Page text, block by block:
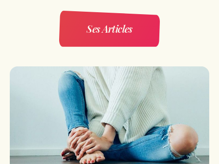
Ses Articles